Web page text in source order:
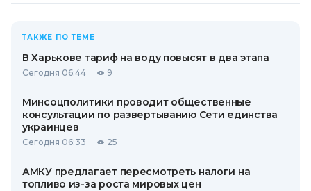
ТАКЖЕ ПО ТЕМЕ
В Харькове тариф на воду повысят в два этапа
Сегодня 06:44 9
Минсоцполитики проводит общественные
консультации по развертыванию Сети единства
украинцев
Сегодня 06:33 25
АМКУ предлагает пересмотреть налоги на
топливо из-за роста мировых цен